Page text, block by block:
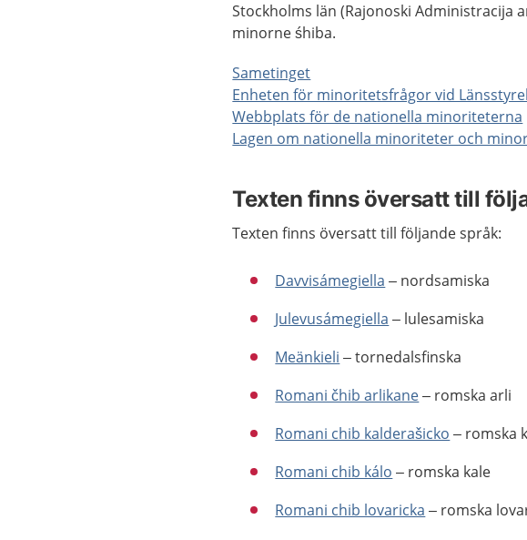
Stockholms län (Rajonoski Administracija
minorne śhiba.
Sametinget
Enheten för minoritetsfrågor vid
Webbplats för de nationella minoriteterna
Lagen om nationella minoriteter och
Texten finns översatt till
Texten finns översatt till följande språk:
Davvisámegiella – nordsamiska
Julevusámegiella – lulesamiska
Meänkieli – tornedalsfinska
Romani čhib arlikane– romska arli
Romani chib kalderašicko – romska
Romani chib kálo – romska kale
Romani chib lovaricka – romska